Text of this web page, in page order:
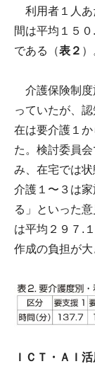
利用者１人あ
間は平均１５
である（表２ ）
介護保険制度
っていたが、
在は要介護１
た。検討委員
み、在宅では
介護１〜３は
る」といった
は平均２９７.
作成の負担が大
ＩＣＴ・ＡＩ